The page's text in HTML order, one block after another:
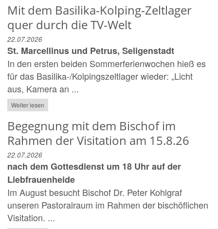
Mit dem Basilika-Kolping-Zeltlager
quer durch die TV-Welt
22.07.2026
St. Marcellinus und Petrus, Seligenstadt
In den ersten beiden Sommerferienwochen hieß es
für das Basilika-/Kolpingszeltlager wieder: „Licht
aus, Kamera an ...
Weiter lesen
Begegnung mit dem Bischof im
Rahmen der Visitation am 15.8.26
22.07.2026
nach dem Gottesdienst um 18 Uhr auf der
Liebfrauenheide
Im August besucht Bischof Dr. Peter Kohlgraf
unseren Pastoralraum im Rahmen der bischöflichen
Visitation. ...